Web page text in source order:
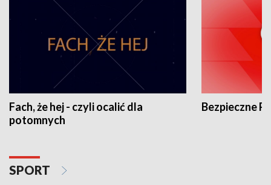
Fach, że hej - czyli ocalić dla
potomnych
Bezpieczne
SPORT